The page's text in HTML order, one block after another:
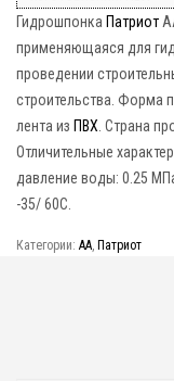
Гидрошпонка Патриот
применяющаяся для
проведении
строительства. Форма
лента из ПВХ . Страна
Отличительные
давление воды: 0.25
-35/ 60C.
Категории: АА, Патриот